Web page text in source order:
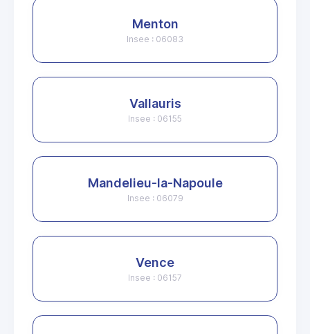
Menton
Insee : 06083
Vallauris
Insee : 06155
Mandelieu-la-Napoule
Insee : 06079
Vence
Insee : 06157